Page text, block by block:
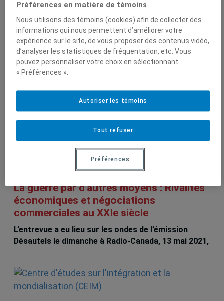
Mathieu Arès,
Professeur, Université de
Sherbrooke
Sur le même sujet
de politique de l’Université Sherbrooke et directeur des
chroniques du CEIM
La guerre par d’autres moyens : Rivalités
économiques et négociations
commerciales au XXIe siècle
L’entrevue a eu lieu sur les ondes de l’émission
Désautels le dimanche à Radio-Canada, 13 mai 2021,
Préférences en matière de témoins
Nous utilisons des témoins (cookies) afin de collecter des
informations qui nous permettent d’améliorer votre
expérience sur le site, de vous proposer des contenus vidéo,
d’analyser les statistiques de fréquentation, etc. Vous
pouvez personnaliser votre choix en sélectionnant
« Préférences ».
Tout refuser
Autoriser les témoins
Préférences